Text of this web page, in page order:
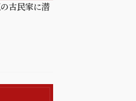
古民家に潜